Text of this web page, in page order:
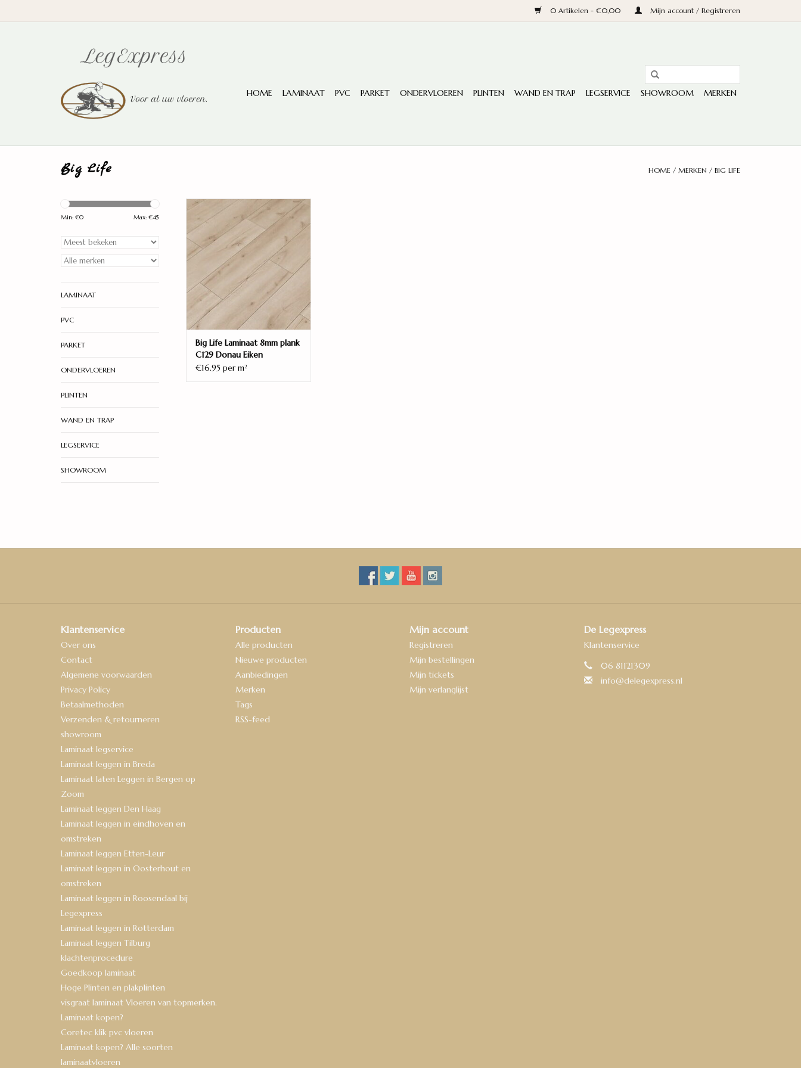
0 Artikelen - €0,00 Mijn account / Registreren
HOME LAMINAAT PVC PARKET ONDERVLOEREN PLINTEN WAND EN TRAP LEGSERVICE SHOWROOM MERKEN
Big Life HOME / MERKEN / BIG LIFE
Min: €0 Max: €45
LAMINAAT
PVC
PARKET
ONDERVLOEREN
PLINTEN
WAND EN TRAP
LEGSERVICE
SHOWROOM
Big Life Donau Eiken
TOEVOEGEN AAN WINKELWAGEN
Big Life Laminaat 8mm plank
C129 Donau Eiken
€16.95 per m2
Klantenservice
Over ons
Contact
Algemene voorwaarden
Privacy Policy
Betaalmethoden
Verzenden & retourneren
showroom
Laminaat legservice
Laminaat leggen in Breda
Laminaat laten Leggen in Bergen op
Zoom
Laminaat leggen Den Haag
Laminaat leggen in eindhoven en
omstreken
Laminaat leggen Etten-Leur
Laminaat leggen in Oosterhout en
omstreken
Laminaat leggen in Roosendaal bij
Legexpress
Laminaat leggen in Rotterdam
Laminaat leggen Tilburg
klachtenprocedure
Goedkoop laminaat
Hoge Plinten en plakplinten
visgraat laminaat Vloeren van topmerken.
Laminaat kopen?
Coretec klik pvc vloeren
Laminaat kopen? Alle soorten
laminaatvloeren
Producten
Alle producten
Nieuwe producten
Aanbiedingen
Merken
Tags
RSS-feed
Mijn account
Registreren
Mijn bestellingen
Mijn tickets
Mijn verlanglijst
De Legexpress
Klantenservice
06 81121309
info@delegexpress.nl